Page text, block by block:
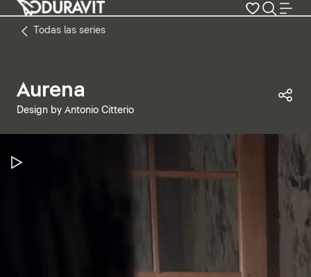
Todas las series
Aurena
Design by Antonio Citterio
Pausar vídeo